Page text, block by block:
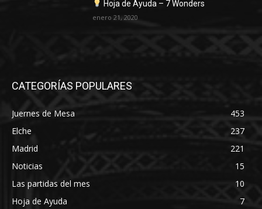
Hoja de Ayuda – 7 Wonders
enero 21, 2020
CATEGORÍAS POPULARES
Juernes de Mesa
453
Elche
237
Madrid
221
Noticias
15
Las partidas del mes
10
Hoja de Ayuda
7